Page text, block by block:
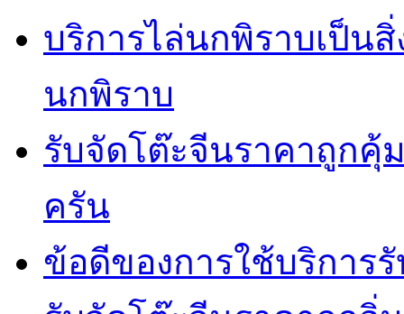
บริการไล่นกพิราบเป็น
นกพิราบ
รับจัดโต๊ะจีนราคาถูกคุ้
ครัน
ข้อดีของการใช้บริการ